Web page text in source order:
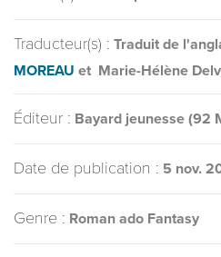
Traducteur(s) : Traduit de
MOREAU et Marie-Hélène
Éditeur : Bayard jeunesse (92
Date de publication : 5 nov.
Genre : Roman ado Fantasy